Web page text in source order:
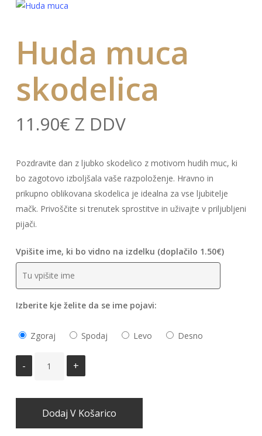
Huda muca
skodelica
11.90€ Z DDV
Pozdravite dan z ljubko skodelico z motivom hudih muc, ki
bo zagotovo izboljšala vaše razpoloženje. Hravno in
prikupno oblikovana skodelica je idealna za vse ljubitelje
mačk. Privoščite si trenutek sprostitve in uživajte v priljubljeni
pijači.
Vpišite ime, ki bo vidno na izdelku (doplačilo 1.50€)
Izberite kje želite da se ime pojavi:
Zgoraj Spodaj Levo Desno
Dodaj V Košarico